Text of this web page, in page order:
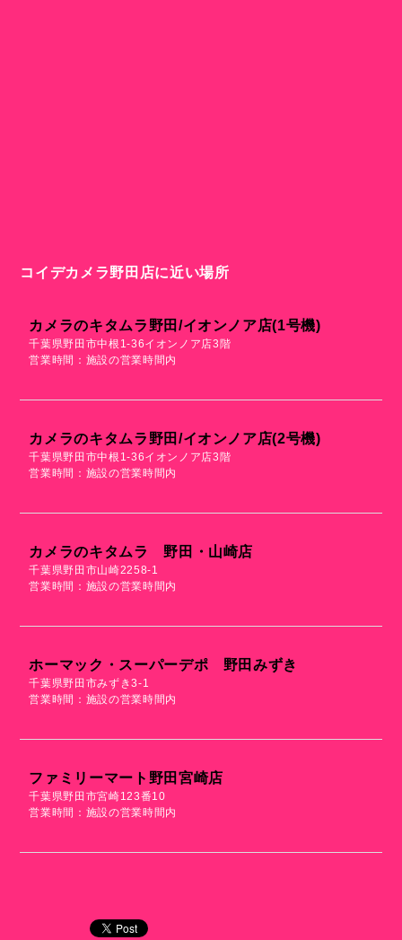
コイデカメラ野田店に近い場所
カメラのキタムラ野田/イオンノア店(1号機)
千葉県野田市中根1-36イオンノア店3階
営業時間：施設の営業時間内
カメラのキタムラ野田/イオンノア店(2号機)
千葉県野田市中根1-36イオンノア店3階
営業時間：施設の営業時間内
カメラのキタムラ 野田・山崎店
千葉県野田市山崎2258-1
営業時間：施設の営業時間内
ホーマック・スーパーデポ 野田みずき
千葉県野田市みずき3-1
営業時間：施設の営業時間内
ファミリーマート野田宮崎店
千葉県野田市宮崎123番10
営業時間：施設の営業時間内